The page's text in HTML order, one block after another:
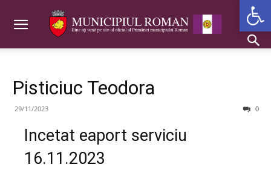
Pisticiuc Teodora
29/11/2023 0
Incetat eaport serviciu
16.11.2023